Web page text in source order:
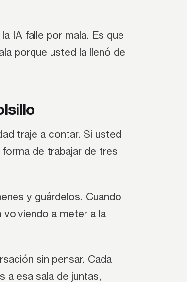
IA falle por mala. Es que
porque usted la llenó de
traje a contar. Si usted
de trabajar de tres
y guárdelos. Cuando
a meter a la
sin pensar. Cada
a esa sala de juntas,